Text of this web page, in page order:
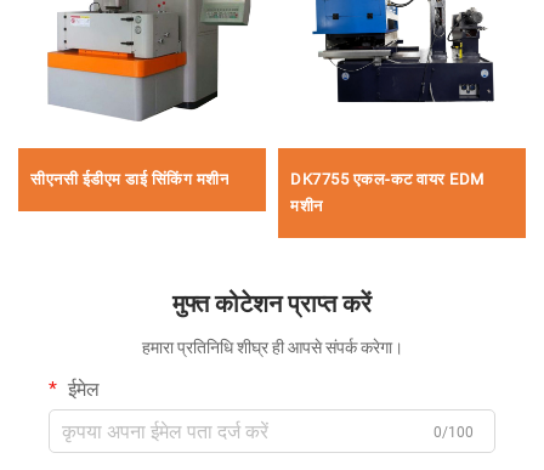
सीएनसी ईडीएम डाई सिंकिंग मशीन
DK7755 एकल-कट वायर EDM
मशीन
मुफ्त कोटेशन प्राप्त करें
हमारा प्रतिनिधि शीघ्र ही आपसे संपर्क करेगा।
ईमेल
0/100